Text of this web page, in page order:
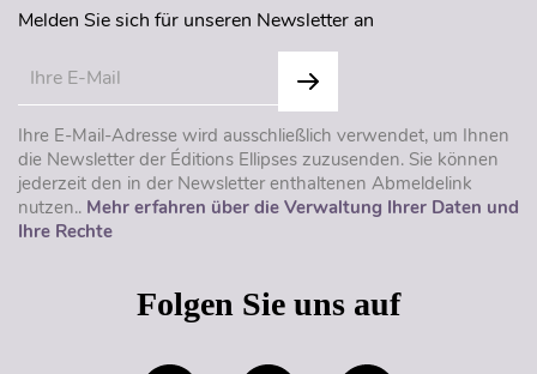
Melden Sie sich für unseren Newsletter an
Ihre E-Mail-Adresse wird ausschließlich verwendet, um Ihnen
die Newsletter der Éditions Ellipses zuzusenden. Sie können
jederzeit den in der Newsletter enthaltenen Abmeldelink
nutzen.. Mehr erfahren über die Verwaltung Ihrer Daten und
Ihre Rechte
Folgen Sie uns auf